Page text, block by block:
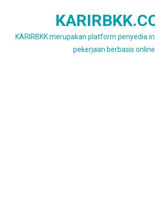
KARIRBKK merupakan platform penyedia
pekerjaan berbasis online